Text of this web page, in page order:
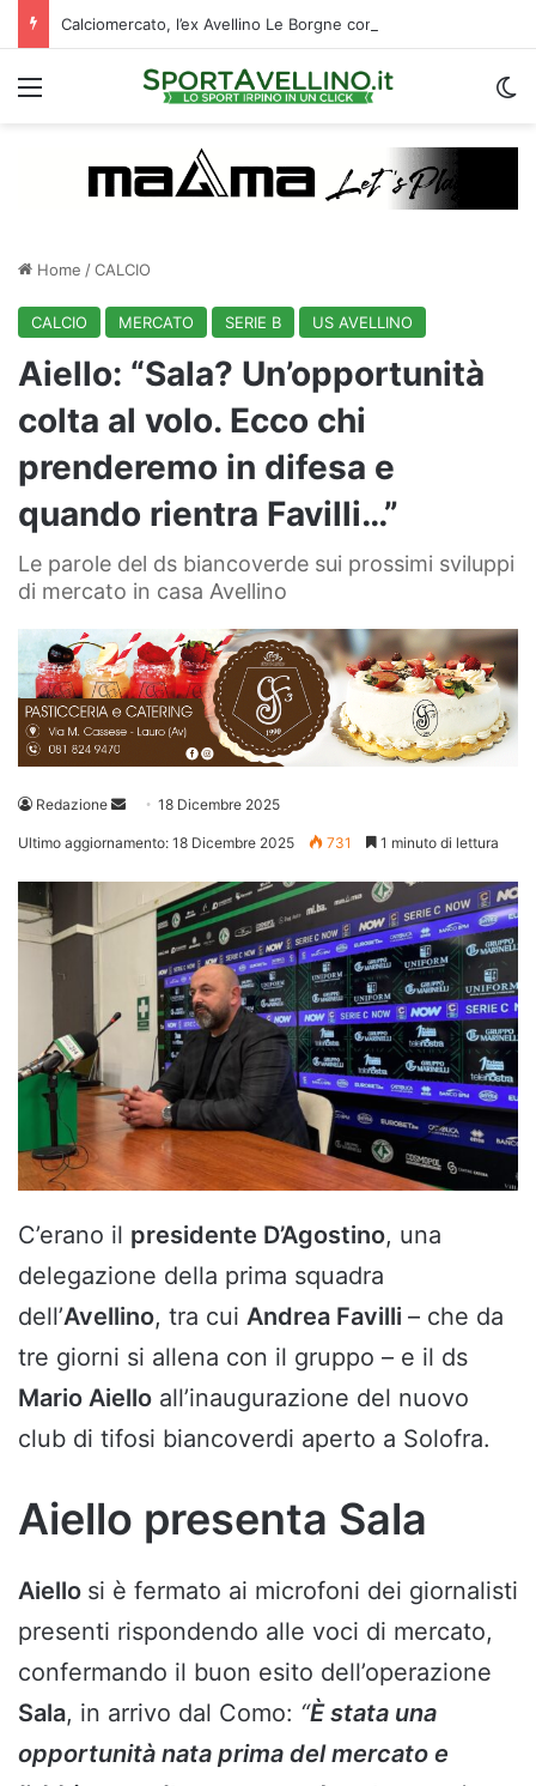
Menu
Home /CALCIO
CALCIO MERCATO SERIE B US AVELLINO
Aiello: “Sala? Un’opportunità
colta al volo. Ecco chi
prenderemo in difesa e
quando rientra Favilli…”
Le parole del ds biancoverde sui prossimi sviluppi
di mercato in casa Avellino
Redazione
Invia 18 Dicembre 2025
Ultimo aggiornamento: 18 Dicembre 2025 731 1 minuto di lettura
C’erano il presidente D’Agostino, una
delegazione della prima squadra
dell’Avellino, tra cui Andrea Favilli – che da
tre giorni si allena con il gruppo – e il ds
Mario Aiello all’inaugurazione del nuovo
club di tifosi biancoverdi aperto a Solofra.
Aiello presenta Sala
Aiello si è fermato ai microfoni dei giornalisti
presenti rispondendo alle voci di mercato,
confermando il buon esito dell’operazione
Sala, in arrivo dal Como: “È stata una
opportunità nata prima del mercato e